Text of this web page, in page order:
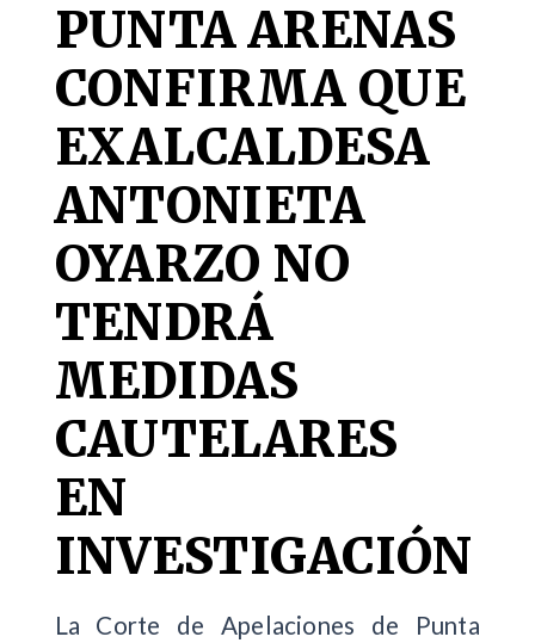
PUNTA ARENAS
CONFIRMA QUE
EXALCALDESA
ANTONIETA
OYARZO NO
TENDRÁ
MEDIDAS
CAUTELARES
EN
INVESTIGACIÓN
La Corte de Apelaciones de Punta